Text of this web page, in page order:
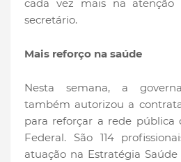
cada vez mais na atenção
secretário.
Mais reforço na saúde
Nesta semana, a
também autorizou a
para reforçar a rede pública
Federal. São 114
atuação na Estratégia